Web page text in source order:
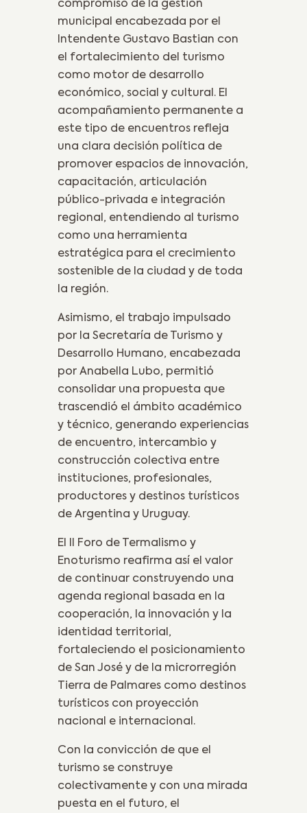
compromiso de la gestión
municipal encabezada por el
Intendente Gustavo Bastian con
el fortalecimiento del turismo
como motor de desarrollo
económico, social y cultural. El
acompañamiento permanente a
este tipo de encuentros refleja
una clara decisión política de
promover espacios de innovación,
capacitación, articulación
público-privada e integración
regional, entendiendo al turismo
como una herramienta
estratégica para el crecimiento
sostenible de la ciudad y de toda
la región.
Asimismo, el trabajo impulsado
por la Secretaría de Turismo y
Desarrollo Humano, encabezada
por Anabella Lubo, permitió
consolidar una propuesta que
trascendió el ámbito académico
y técnico, generando experiencias
de encuentro, intercambio y
construcción colectiva entre
instituciones, profesionales,
productores y destinos turísticos
de Argentina y Uruguay.
El II Foro de Termalismo y
Enoturismo reafirma así el valor
de continuar construyendo una
agenda regional basada en la
cooperación, la innovación y la
identidad territorial,
fortaleciendo el posicionamiento
de San José y de la microrregión
Tierra de Palmares como destinos
turísticos con proyección
nacional e internacional.
Con la convicción de que el
turismo se construye
colectivamente y con una mirada
puesta en el futuro, el